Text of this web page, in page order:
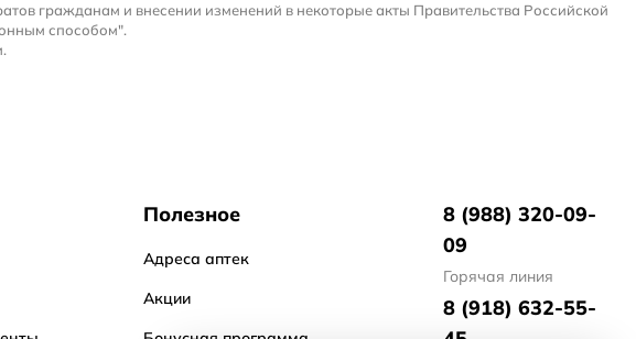
гражданам и внесении изменений в некоторые акты Правительства Российской
способом".
Полезное
Адреса аптек
Акции
8 (988) 320-09-
09
Горячая линия
8 (918) 632-55-